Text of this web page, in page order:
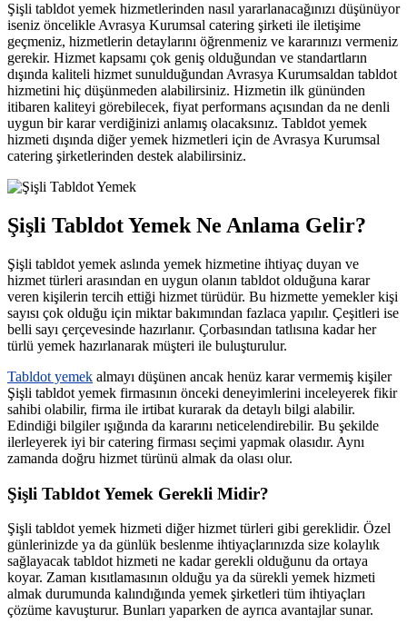
Şişli tabldot yemek hizmetlerinden nasıl yararlanacağınızı düşünüyor
iseniz öncelikle Avrasya Kurumsal catering şirketi ile iletişime
geçmeniz, hizmetlerin detaylarını öğrenmeniz ve kararınızı vermeniz
gerekir. Hizmet kapsamı çok geniş olduğundan ve standartların
dışında kaliteli hizmet sunulduğundan Avrasya Kurumsaldan tabldot
hizmetini hiç düşünmeden alabilirsiniz. Hizmetin ilk gününden
itibaren kaliteyi görebilecek, fiyat performans açısından da ne denli
uygun bir karar verdiğinizi anlamış olacaksınız. Tabldot yemek
hizmeti dışında diğer yemek hizmetleri için de Avrasya Kurumsal
catering şirketlerinden destek alabilirsiniz.
Şişli Tabldot Yemek Ne Anlama Gelir?
Şişli tabldot yemek aslında yemek hizmetine ihtiyaç duyan ve
hizmet türleri arasından en uygun olanın tabldot olduğuna karar
veren kişilerin tercih ettiği hizmet türüdür. Bu hizmette yemekler kişi
sayısı çok olduğu için miktar bakımından fazlaca yapılır. Çeşitleri ise
belli sayı çerçevesinde hazırlanır. Çorbasından tatlısına kadar her
türlü yemek hazırlanarak müşteri ile buluşturulur.
Tabldot yemek almayı düşünen ancak henüz karar vermemiş kişiler
Şişli tabldot yemek firmasının önceki deneyimlerini inceleyerek fikir
sahibi olabilir, firma ile irtibat kurarak da detaylı bilgi alabilir.
Edindiği bilgiler ışığında da kararını neticelendirebilir. Bu şekilde
ilerleyerek iyi bir catering firması seçimi yapmak olasıdır. Aynı
zamanda doğru hizmet türünü almak da olası olur.
Şişli Tabldot Yemek Gerekli Midir?
Şişli tabldot yemek hizmeti diğer hizmet türleri gibi gereklidir. Özel
günlerinizde ya da günlük beslenme ihtiyaçlarınızda size kolaylık
sağlayacak tabldot hizmeti ne kadar gerekli olduğunu da ortaya
koyar. Zaman kısıtlamasının olduğu ya da sürekli yemek hizmeti
almak durumunda kalındığında yemek şirketleri tüm ihtiyaçları
çözüme kavuşturur. Bunları yaparken de ayrıca avantajlar sunar.